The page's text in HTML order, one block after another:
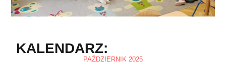
KALENDARZ:
PAŹDZIERNIK 2025